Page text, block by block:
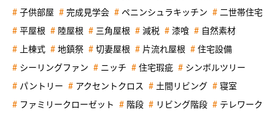
子供部屋 完成見学会 ペニンシュラキッチン 二世帯住宅
平屋根 陸屋根 三角屋根 減税 漆喰 自然素材
上棟式 地鎮祭 切妻屋根 片流れ屋根 住宅設備
シーリングファン ニッチ 住宅瑕疵 シンボルツリー
パントリー アクセントクロス 土間リビング 寝室
ファミリークローゼット 階段 リビング階段 テレワーク